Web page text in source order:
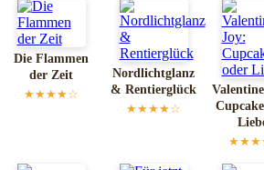
Die Flammen
der Zeit
★★★★☆
Nordlichtglanz
& Rentierglück
★★★★☆